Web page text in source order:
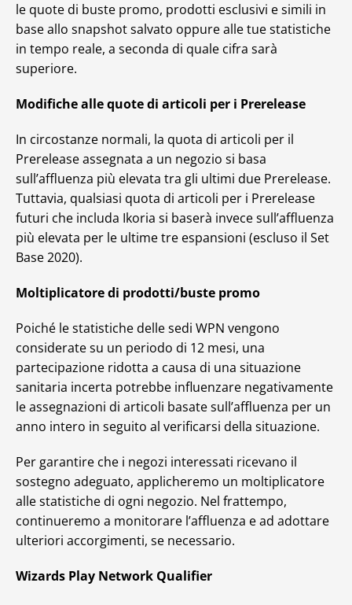
le quote di buste promo, prodotti esclusivi e simili in
base allo snapshot salvato oppure alle tue statistiche
in tempo reale, a seconda di quale cifra sarà
superiore.
Modifiche alle quote di articoli per i Prerelease
In circostanze normali, la quota di articoli per il
Prerelease assegnata a un negozio si basa
sull’affluenza più elevata tra gli ultimi due Prerelease.
Tuttavia, qualsiasi quota di articoli per i Prerelease
futuri che includa Ikoria si baserà invece sull’affluenza
più elevata per le ultime tre espansioni (escluso il Set
Base 2020).
Moltiplicatore di prodotti/buste promo
Poiché le statistiche delle sedi WPN vengono
considerate su un periodo di 12 mesi, una
partecipazione ridotta a causa di una situazione
sanitaria incerta potrebbe influenzare negativamente
le assegnazioni di articoli basate sull’affluenza per un
anno intero in seguito al verificarsi della situazione.
Per garantire che i negozi interessati ricevano il
sostegno adeguato, applicheremo un moltiplicatore
alle statistiche di ogni negozio. Nel frattempo,
continueremo a monitorare l’affluenza e ad adottare
ulteriori accorgimenti, se necessario.
Wizards Play Network Qualifier